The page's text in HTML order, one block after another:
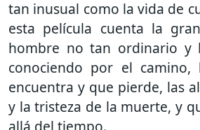
tan inusual como la vida de
esta película cuenta la
hombre no tan ordinario y
conociendo por el camino,
encuentra y que pierde, las
y la tristeza de la muerte, y
allá del tiempo.